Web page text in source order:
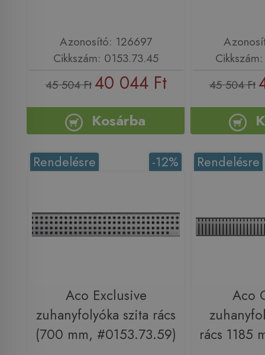
Azonosító: 126697
Cikkszám: 0153.73.45
45 504 Ft 40 044 Ft
Kosárba
45 504 Ft
-12%
Rendelésre
Aco Exclusive
zuhanyfolyóka szita rács
(700 mm, #0153.73.59)
Rendelésre
Aco
rács 1185